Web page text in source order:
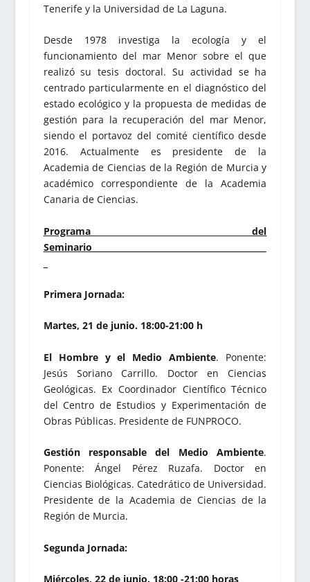
Tenerife y la Universidad de La Laguna.
Desde 1978 investiga la ecología y el
funcionamiento del mar Menor sobre el que
realizó su tesis doctoral. Su actividad se ha
centrado particularmente en el diagnóstico del
estado ecológico y la propuesta de medidas de
gestión para la recuperación del mar Menor,
siendo el portavoz del comité científico desde
2016. Actualmente es presidente de la
Academia de Ciencias de la Región de Murcia y
académico correspondiente de la Academia
Canaria de Ciencias.
Programa del
Seminario__________________________________________
Primera Jornada:
Martes, 21 de junio. 18:00-21:00 h
El Hombre y el Medio Ambiente. Ponente:
Jesús Soriano Carrillo. Doctor en Ciencias
Geológicas. Ex Coordinador Científico Técnico
del Centro de Estudios y Experimentación de
Obras Públicas. Presidente de FUNPROCO.
Gestión responsable del Medio Ambiente.
Ponente: Ángel Pérez Ruzafa. Doctor en
Ciencias Biológicas. Catedrático de Universidad.
Presidente de la Academia de Ciencias de la
Región de Murcia.
Segunda Jornada:
Miércoles, 22 de junio. 18:00 -21:00 horas